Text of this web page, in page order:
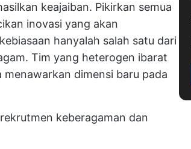
keajaiban. Pikirkan semua
inovasi yang akan
hanyalah salah satu dari
Tim yang heterogen ibarat
dimensi baru pada
keberagaman dan